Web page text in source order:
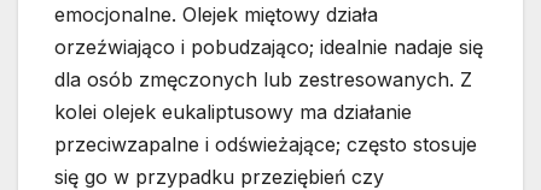
emocjonalne. Olejek miętowy działa
orzeźwiająco i pobudzająco; idealnie nadaje się
dla osób zmęczonych lub zestresowanych. Z
kolei olejek eukaliptusowy ma działanie
przeciwzapalne i odświeżające; często stosuje
się go w przypadku przeziębień czy